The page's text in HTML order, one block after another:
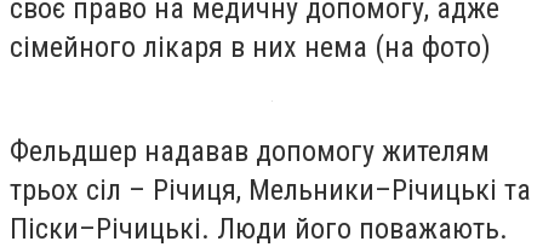
своє право на медичну допомогу, адже
сімейного лікаря в них нема (на фото)
Фельдшер надавав допомогу жителям
трьох сіл – Річиця, Мельники–Річицькі та
Піски–Річицькі. Люди його поважають.